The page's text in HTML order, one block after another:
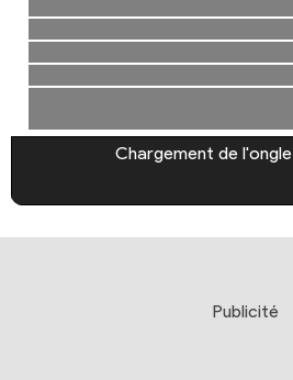
Chargement de
Publicité